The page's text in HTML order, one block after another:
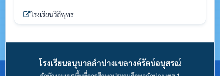
โรงเรียนวิถีพุทธ
โรงเรียนอนุบาลลำปางเขลางค์รัตน์อนุสรณ์